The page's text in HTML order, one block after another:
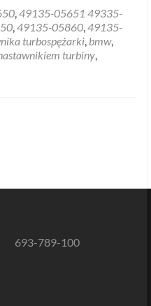
,49135-05651 49335-
,49135-05860,49135-
turbospężarki, bmw,
turbiny,
693-789-100